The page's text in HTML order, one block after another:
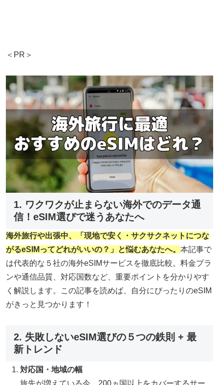
＜PR＞
1. ワクワクが止まらない海外でのデータ通
信！eSIM選びで迷うあなたへ
海外旅行や出張中、「現地で安く・サクサクネットにつな
がるeSIMってどれがいいの？」と悩むあなたへ。 本記事で
は代表的な５社の海外eSIMサービスを徹底比較。料金プラ
ンや通信品質、対応国数など、重要ポイントを分かりやす
く解説します。この記事を読めば、自分にぴったりのeSIM
がきっと見つかります！
2. 失敗しないeSIM選びの５つの鉄則 + 最
新トレンド
対応国・地域の幅
旅先が増えている今、200ヵ国以上をカバーするサー